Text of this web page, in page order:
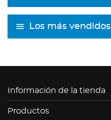
Los más vendidos
Información de la tienda
Productos